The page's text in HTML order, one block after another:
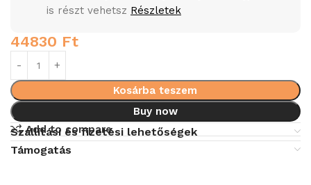
is részt vehetsz Részletek
44830 Ft
Kosárba teszem
Buy now
Add to compare
Szállítási és fizetési lehetőségek
Támogatás